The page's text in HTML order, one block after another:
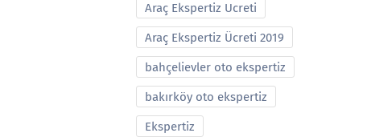
Araç Ekspertiz Ucreti
Araç Ekspertiz Ücreti 2019
bahçelievler oto ekspertiz
bakırköy oto ekspertiz
Ekspertiz